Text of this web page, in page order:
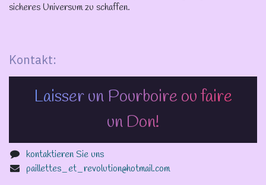
sicheres Universum zu schaffen.
Kontakt:
Laisser un Pourboire ou faire
un Don!
kontaktieren Sie uns
paillettes_et_revolution@hotmail.com